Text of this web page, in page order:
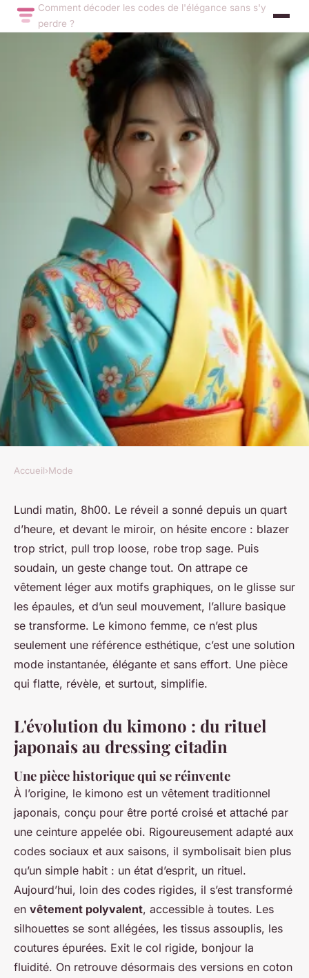
Comment décoder les codes de l'élégance sans s'y
perdre ?
Lorsque le kimono femme
devient l'emblème de la mode
moderne
Radegonda•13/05/2026 16:42•10 min de lecture
Accueil›Mode
Lundi matin, 8h00. Le réveil a sonné depuis un quart
d’heure, et devant le miroir, on hésite encore : blazer
trop strict, pull trop loose, robe trop sage. Puis
soudain, un geste change tout. On attrape ce
vêtement léger aux motifs graphiques, on le glisse sur
les épaules, et d’un seul mouvement, l’allure basique
se transforme. Le kimono femme, ce n’est plus
seulement une référence esthétique, c’est une solution
mode instantanée, élégante et sans effort. Une pièce
qui flatte, révèle, et surtout, simplifie.
L'évolution du kimono : du rituel
japonais au dressing citadin
Une pièce historique qui se réinvente
À l’origine, le kimono est un vêtement traditionnel
japonais, conçu pour être porté croisé et attaché par
une ceinture appelée obi. Rigoureusement adapté aux
codes sociaux et aux saisons, il symbolisait bien plus
qu’un simple habit : un état d’esprit, un rituel.
Aujourd’hui, loin des codes rigides, il s’est transformé
en vêtement polyvalent, accessible à toutes. Les
silhouettes se sont allégées, les tissus assouplis, les
coutures épurées. Exit le col rigide, bonjour la
fluidité. On retrouve désormais des versions en coton